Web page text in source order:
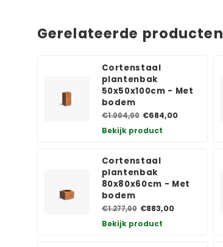
Gerelateerde producten
Cortenstaal
plantenbak
50x50x100cm - Met
bodem
€1.004,00 €684,00
Bekijk product
Cortenstaal
plantenbak
80x80x60cm - Met
bodem
€1.277,00 €883,00
Bekijk product